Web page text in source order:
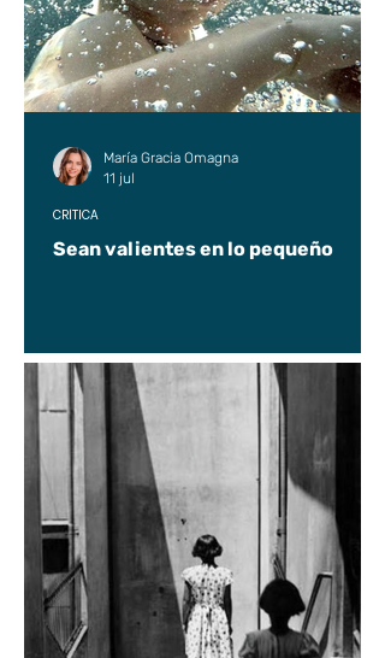
Sean valientes en lo pequeño
CRÍTICA
María Gracia Omagna
11 jul